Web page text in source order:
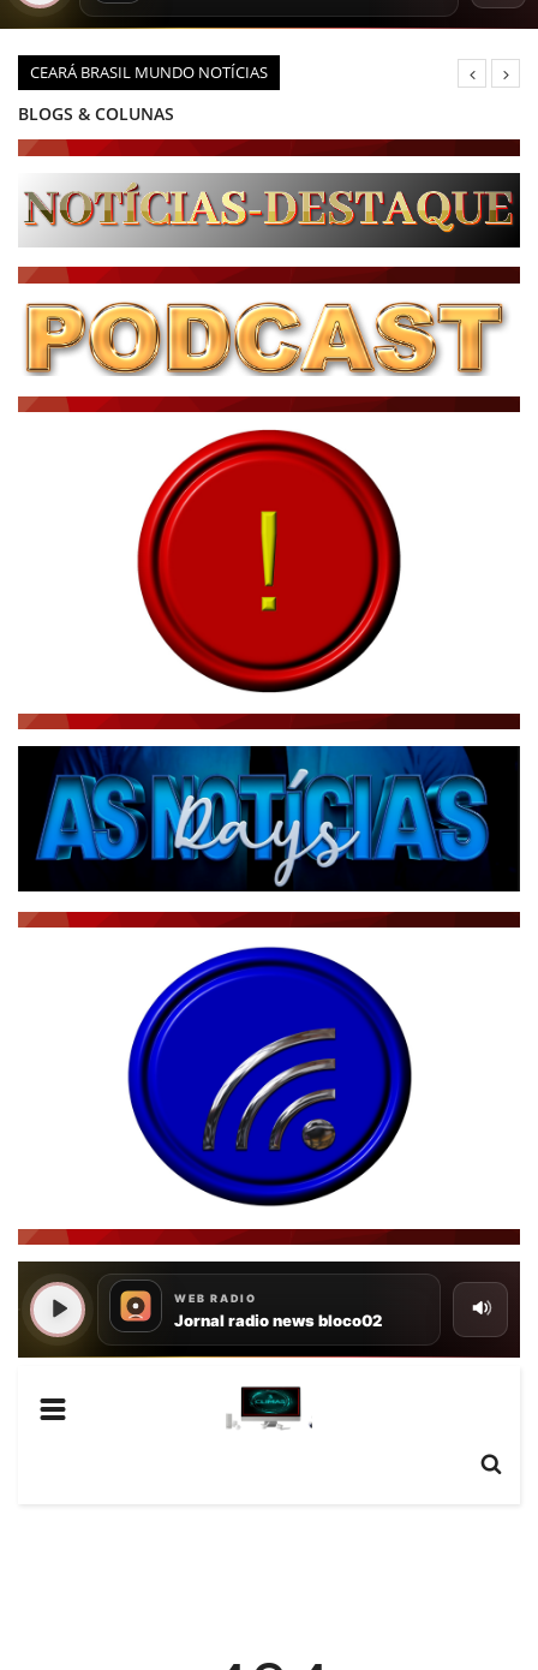
CEARÁ BRASIL MUNDO NOTÍCIAS
BLOGS & COLUNAS
PODCAST - PONTO DE VISTA
BRASIL DE FATO - ÚLTIMAS NOTÍCIAS
ÚLTIMAS NOTÍCIAS
NOTÍCIAS TAMBÉM NA TELA
BRASIL MUNDO AO VIVO
JORNAL DO BRASIL
NOTÍCIAS AO MINUTO
ACONTECEU...VIROU MANCHETE!
REGISTO